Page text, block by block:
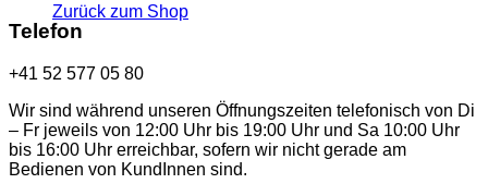
Zurück zum Shop
Telefon
+41 52 577 05 80
Wir sind während unseren Öffnungszeiten telefonisch von Di
– Fr jeweils von 12:00 Uhr bis 19:00 Uhr und Sa 10:00 Uhr
bis 16:00 Uhr erreichbar, sofern wir nicht gerade am
Bedienen von KundInnen sind.